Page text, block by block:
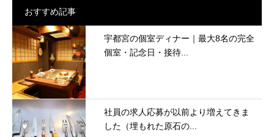
おすすめ記事
宇都宮の個室ディナー｜最大8名の完全
個室・記念日・接待...
社員の求人応募が以前より増えてきま
した（埋もれた原石の...